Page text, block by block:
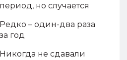
период, но случается
Редко – один-два раза
за год
Никогда не сдавали